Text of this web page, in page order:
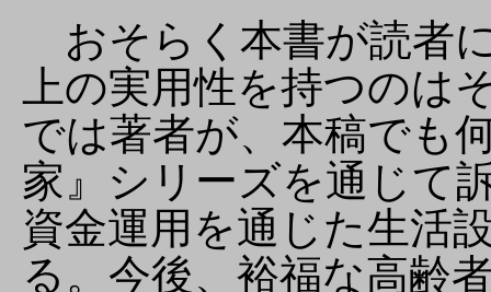
おそらく本書が読者
上の実用性を持つのは
では著者が、本稿でも
家』シリーズを通じて
資金運用を通じた生活
る。今後、裕福な高齢